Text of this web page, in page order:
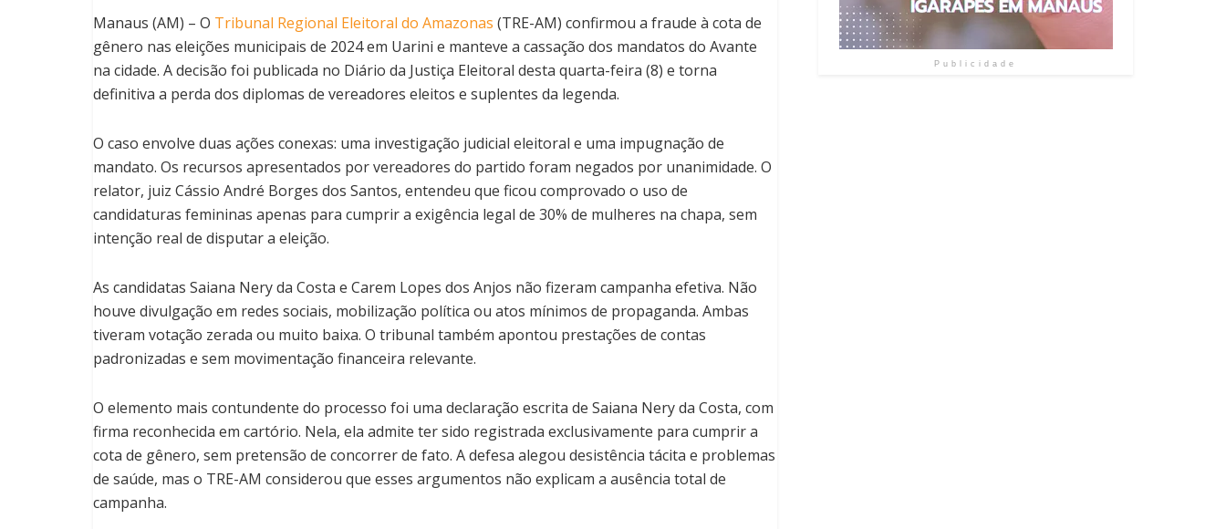
Manaus (AM) – O Tribunal Regional Eleitoral do Amazonas (TRE-AM) confirmou a fraude à cota de
gênero nas eleições municipais de 2024 em Uarini e manteve a cassação dos mandatos do Avante
na cidade. A decisão foi publicada no Diário da Justiça Eleitoral desta quarta-feira (8) e torna
definitiva a perda dos diplomas de vereadores eleitos e suplentes da legenda.
O caso envolve duas ações conexas: uma investigação judicial eleitoral e uma impugnação de
mandato. Os recursos apresentados por vereadores do partido foram negados por unanimidade. O
relator, juiz Cássio André Borges dos Santos, entendeu que ficou comprovado o uso de
candidaturas femininas apenas para cumprir a exigência legal de 30% de mulheres na chapa, sem
intenção real de disputar a eleição.
As candidatas Saiana Nery da Costa e Carem Lopes dos Anjos não fizeram campanha efetiva. Não
houve divulgação em redes sociais, mobilização política ou atos mínimos de propaganda. Ambas
tiveram votação zerada ou muito baixa. O tribunal também apontou prestações de contas
padronizadas e sem movimentação financeira relevante.
O elemento mais contundente do processo foi uma declaração escrita de Saiana Nery da Costa, com
firma reconhecida em cartório. Nela, ela admite ter sido registrada exclusivamente para cumprir a
cota de gênero, sem pretensão de concorrer de fato. A defesa alegou desistência tácita e problemas
de saúde, mas o TRE-AM considerou que esses argumentos não explicam a ausência total de
campanha.
Publicidade